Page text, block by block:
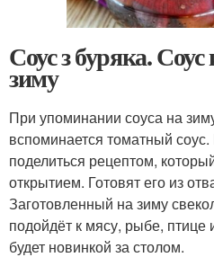
Соус з буряка.
зиму
При упоминании соуса на
вспоминается томатный
поделиться рецептом,
открытием. Готовят его из
Заготовленный на зиму
подойдёт к мясу, рыбе, птице
будет новинкой за столом.